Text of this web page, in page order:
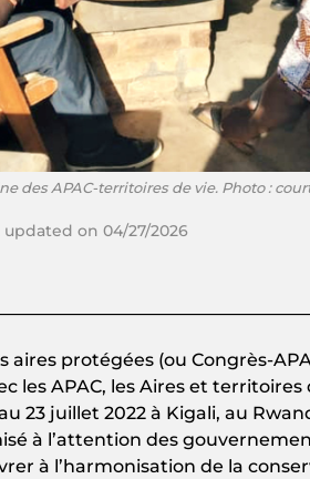
des APAC-territoires de vie. Photo :
on 04/27/2026
aires protégées (ou Congrès-
les APAC, les Aires et
23 juillet 2022 à Kigali, au
à l’attention des
à l’harmonisation de la